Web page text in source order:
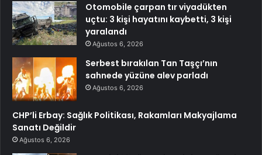
Otomobile çarpan tır viyadükten
uçtu: 3 kişi hayatını kaybetti, 3 kişi
yaralandı
Ağustos 6, 2026
Serbest bırakılan Tan Taşçı’nın
sahnede yüzüne alev parladı
Ağustos 6, 2026
CHP’li Erbay: Sağlık Politikası, Rakamları Makyajlama
Sanatı Değildir
Ağustos 6, 2026